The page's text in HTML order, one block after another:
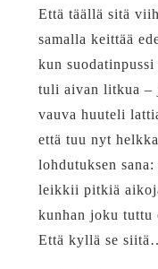
Että täällä sitä
samalla keittää
kun
tuli aivan litkua –
vauva huuteli
että tuu nyt
lohdutuksen
leikkii pitkiä
kunhan joku tuttu
Että kyllä se